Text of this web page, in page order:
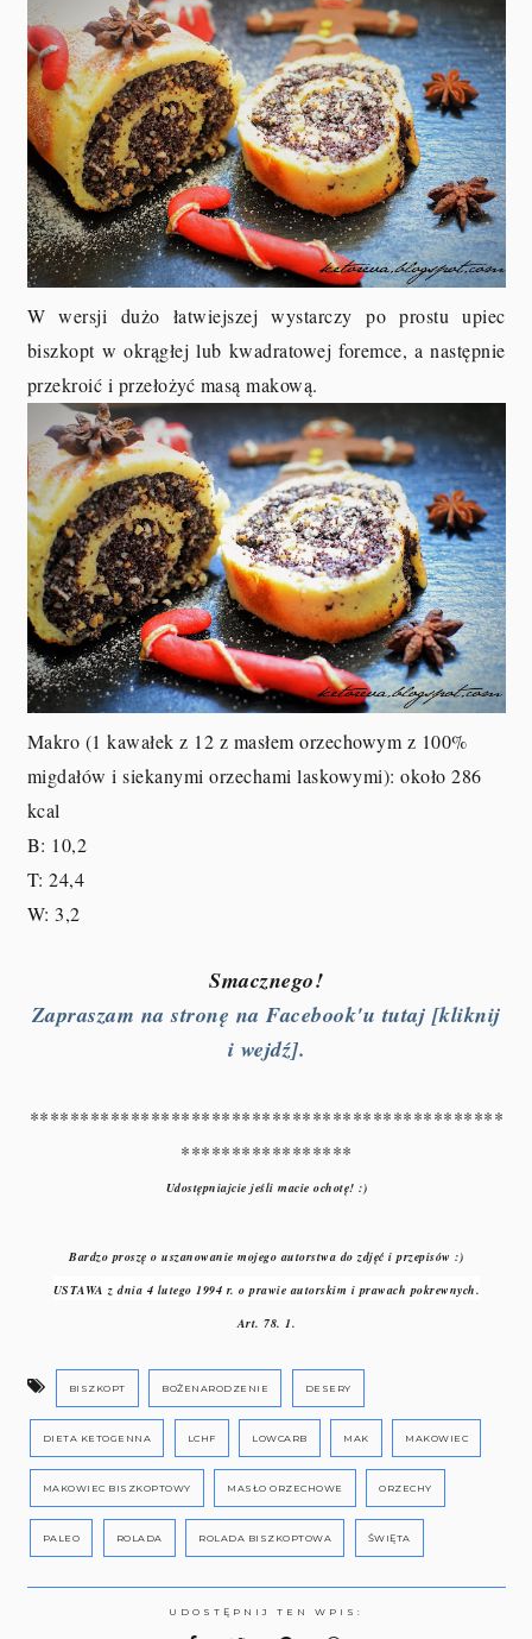
W wersji dużo łatwiejszej wystarczy po prostu upiec
biszkopt w okrągłej lub kwadratowej foremce, a następnie
przekroić i przełożyć masą makową.
Makro (1 kawałek z 12 z masłem orzechowym z 100%
migdałów i siekanymi orzechami laskowymi): około 286
kcal
B: 10,2
T: 24,4
W: 3,2
Smacznego!
Zapraszam na stronę na Facebook'u tutaj [kliknij
i wejdź].
***********************************************
*****************
Udostępniajcie jeśli macie ochotę! :)
Bardzo proszę o uszanowanie mojego autorstwa do zdjęć i przepisów :)
USTAWA z dnia 4 lutego 1994 r. o prawie autorskim i prawach pokrewnych.
Art. 78. 1.
BISZKOPT BOŻENARODZENIE DESERY
DIETA KETOGENNA LCHF LOWCARB MAK MAKOWIEC
MAKOWIEC BISZKOPTOWY MASŁO ORZECHOWE ORZECHY
PALEO ROLADA ROLADA BISZKOPTOWA ŚWIĘTA
UDOSTĘPNIJ TEN WPIS: